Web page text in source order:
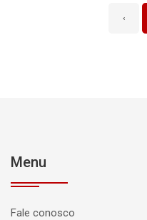
‹
Menu
Fale conosco